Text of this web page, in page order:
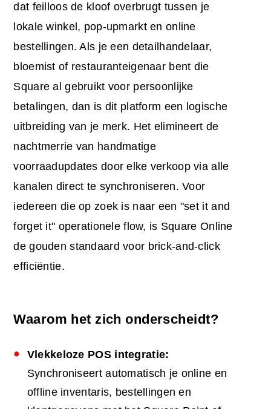
dat feilloos de kloof overbrugt tussen je
lokale winkel, pop-upmarkt en online
bestellingen. Als je een detailhandelaar,
bloemist of restauranteigenaar bent die
Square al gebruikt voor persoonlijke
betalingen, dan is dit platform een logische
uitbreiding van je merk. Het elimineert de
nachtmerrie van handmatige
voorraadupdates door elke verkoop via alle
kanalen direct te synchroniseren. Voor
iedereen die op zoek is naar een "set it and
forget it" operationele flow, is Square Online
de gouden standaard voor brick-and-click
efficiëntie.
Waarom het zich onderscheidt?
Vlekkeloze POSintegratie:
Synchroniseert automatisch je online en
offline inventaris, bestellingen en